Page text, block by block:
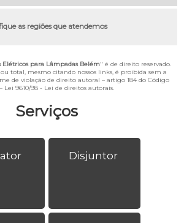
Serviços
Disjuntor
as regiões que atendemos
Elétricos para Lâmpadas Belém" é de direito reservado.
total, mesmo citando nossos links, é proibida sem a
de violação de direito autoral – artigo 184 do Código
Lei 9610/98 - Lei de direitos autorais.